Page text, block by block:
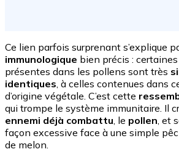
Ce lien parfois surprenant s’explique
immunologique bien précis : certaines
présentes dans les pollens sont très
identiques, à celles contenues dans
d’origine végétale. C’est cette
qui trompe le système immunitaire. Il
ennemi déjà combattu, le pollen, et
façon excessive face à une simple
de melon.